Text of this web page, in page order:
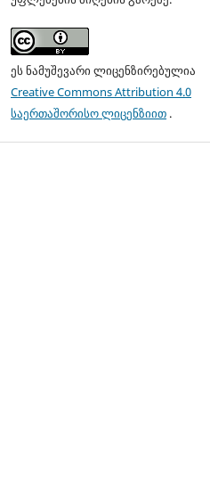
ეს ნამუშევარი ლიცენზირებულია
Creative Commons Attribution 4.0
საერთაშორისო ლიცენზიით .